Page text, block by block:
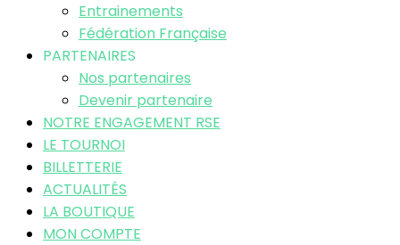
Entrainements
Fédération Française
PARTENAIRES
Nos partenaires
Devenir partenaire
NOTRE ENGAGEMENT RSE
LE TOURNOI
BILLETTERIE
ACTUALITÉS
LA BOUTIQUE
MON COMPTE